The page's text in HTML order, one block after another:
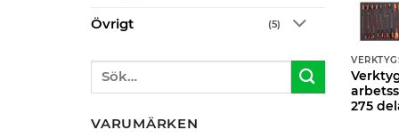
Övrigt (5)
Sök
VARUMÄRKEN
275